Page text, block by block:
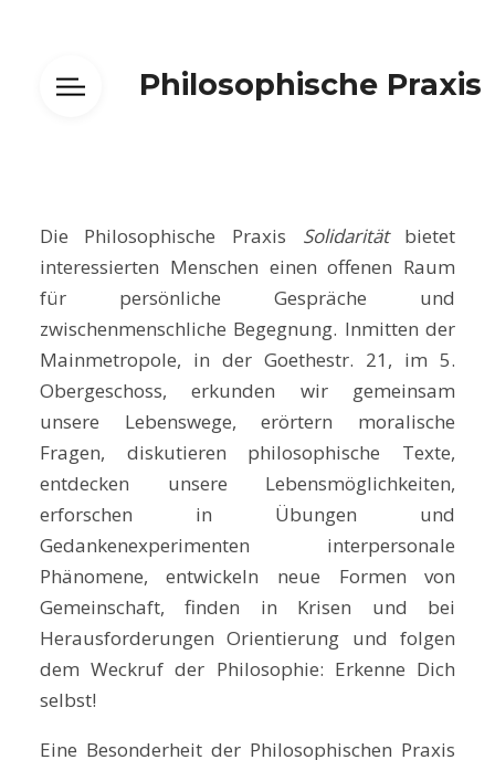
Philosophische Praxis
Die Philosophische Praxis Solidaritätbietet
interessierten Menschen einen offenen Raum
für persönliche Gespräche und
zwischenmenschliche Begegnung. Inmitten der
Mainmetropole, in der Goethestr. 21, im 5.
Obergeschoss, erkunden wir gemeinsam
unsere Lebenswege, erörtern moralische
Fragen, diskutieren philosophische Texte,
entdecken unsere Lebensmöglichkeiten,
erforschen in Übungen und
Gedankenexperimenten interpersonale
Phänomene, entwickeln neue Formen von
Gemeinschaft, finden in Krisen und bei
Herausforderungen Orientierung und folgen
dem Weckruf der Philosophie: Erkenne Dich
selbst!
Eine Besonderheit der Philosophischen Praxis